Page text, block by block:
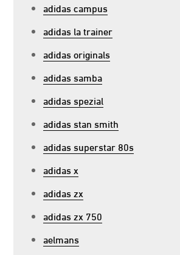
adidas campus
adidas la trainer
adidas originals
adidas samba
adidas spezial
adidas stan smith
adidas superstar 80s
adidas x
adidas zx
adidas zx 750
aelmans